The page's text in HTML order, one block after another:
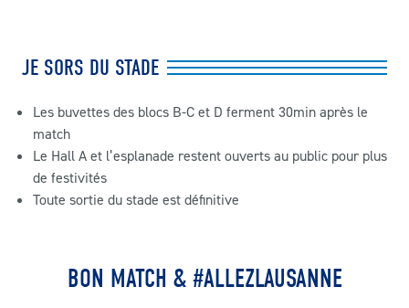
JE SORS DU STADE
Les buvettes des blocs B-C et D ferment 30min après le
match
Le Hall A et l’esplanade restent ouverts au public pour plus
de festivités
Toute sortie du stade est définitive
BON MATCH & #ALLEZLAUSANNE